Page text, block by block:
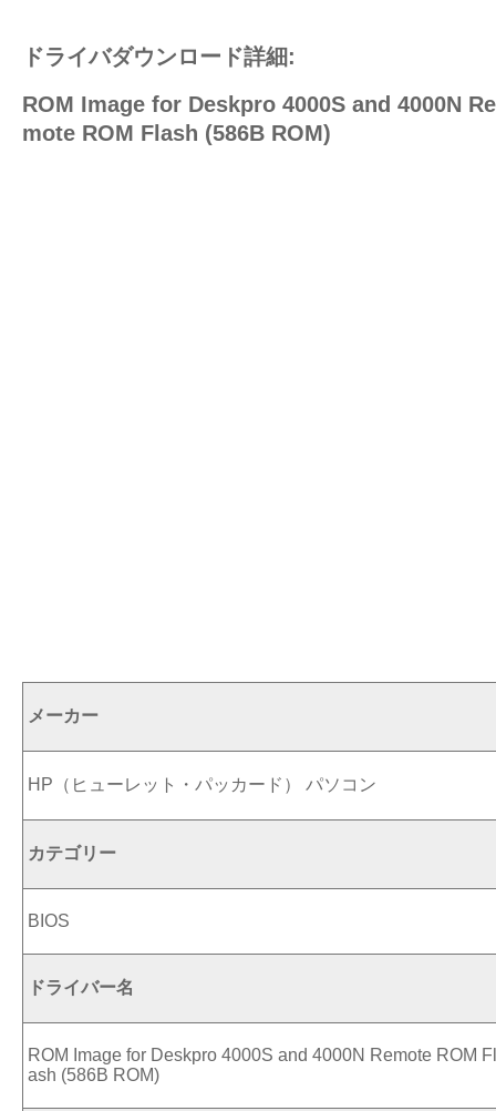
ドライバダウンロード詳細:
ROM Image for Deskpro 4000S and 4000N Re
mote ROM Flash (586B ROM)
メーカー
HP（ヒューレット・パッカード） パソコン
カテゴリー
BIOS
ドライバー名
ROM Image for Deskpro 4000S and 4000N Remote ROM Fl
ash (586B ROM)